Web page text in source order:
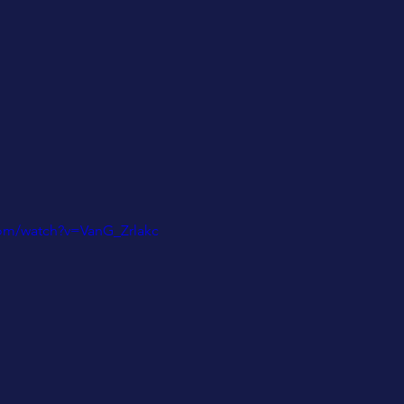
watch?v=VanG_Zrlakc